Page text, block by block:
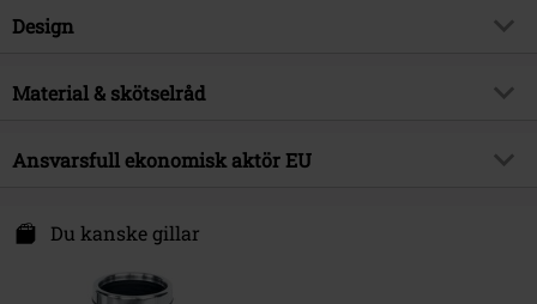
Artikelnummer
Produktämne
Fan-merch, TV-serier, DC Comics,
Licens
officiellt licensierad produkt
Releasedatum
Design
Produkttyp
Material & skötselråd
Yttermaterial
keramik
Ansvarsfull ekonomisk aktör EU
133 Avenue De Caen
76530 Grand-Couronne
Du kanske gillar